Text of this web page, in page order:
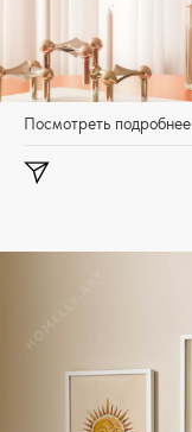
Посмотреть подробнее